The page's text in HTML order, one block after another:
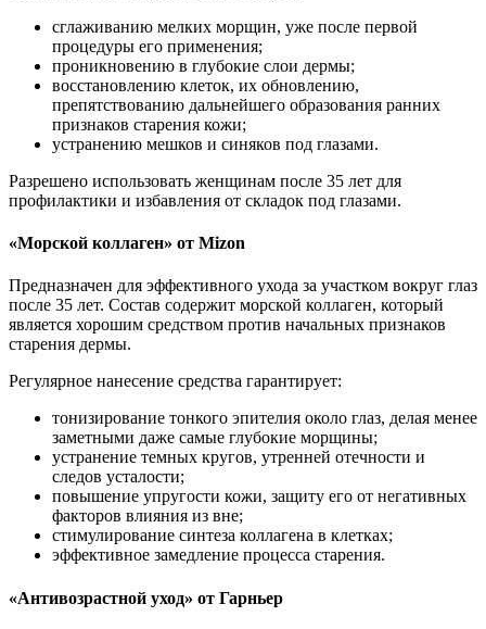
сглаживанию мелких морщин, уже после первой
процедуры его применения;
проникновению в глубокие слои дермы;
восстановлению клеток, их обновлению,
препятствованию дальнейшего образования ранних
признаков старения кожи;
устранению мешков и синяков под глазами.
Разрешено использовать женщинам после 35 лет для
профилактики и избавления от складок под глазами.
«Морской коллаген» от Mizon
Предназначен для эффективного ухода за участком вокруг глаз
после 35 лет. Состав содержит морской коллаген, который
является хорошим средством против начальных признаков
старения дермы.
Регулярное нанесение средства гарантирует:
тонизирование тонкого эпителия около глаз, делая менее
заметными даже самые глубокие морщины;
устранение темных кругов, утренней отечности и
следов усталости;
повышение упругости кожи, защиту его от негативных
факторов влияния из вне;
стимулирование синтеза коллагена в клетках;
эффективное замедление процесса старения.
«Антивозрастной уход» от Гарньер